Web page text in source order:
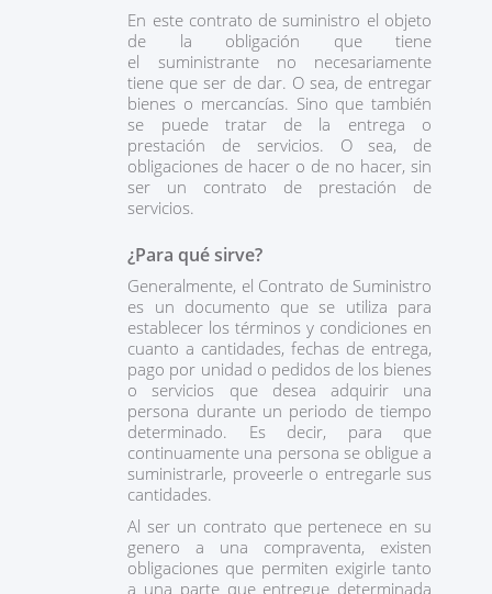
En este contrato de suministro el objeto
de la obligación que tiene
el suministrante no necesariamente
tiene que ser de dar. O sea, de entregar
bienes o mercancías. Sino que también
se puede tratar de la entrega o
prestación de servicios. O sea, de
obligaciones de hacer o de no hacer, sin
ser un contrato de prestación de
servicios.
¿Para qué sirve?
Generalmente, el Contrato de Suministro
es un documento que se utiliza para
establecer los términos y condiciones en
cuanto a cantidades, fechas de entrega,
pago por unidad o pedidos de los bienes
o servicios que desea adquirir una
persona durante un periodo de tiempo
determinado. Es decir, para que
continuamente una persona se obligue a
suministrarle, proveerle o entregarle sus
cantidades.
Al ser un contrato que pertenece en su
genero a una compraventa, existen
obligaciones que permiten exigirle tanto
a una parte que entregue determinada